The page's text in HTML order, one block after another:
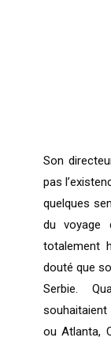
Son
pas
quelques
du voyage
totalement
douté que
Serbie.
ou Atlanta,